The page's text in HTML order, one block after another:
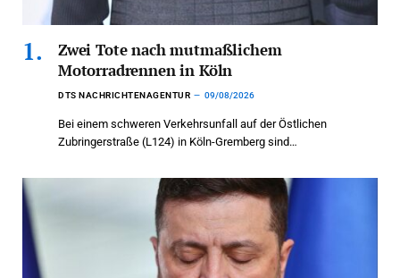
Zwei Tote nach mutmaßlichem
Motorradrennen in Köln
DTS NACHRICHTENAGENTUR 09/08/2026
Bei einem schweren Verkehrsunfall auf der Östlichen
Zubringerstraße (L124) in Köln-Gremberg sind…